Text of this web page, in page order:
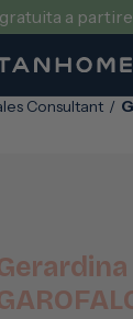
a
Consultant /